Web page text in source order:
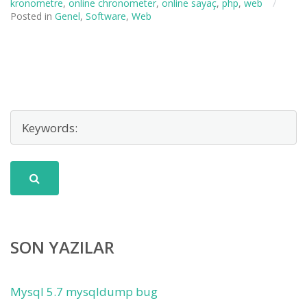
kronometre, online chronometer, online sayaç, php, web
/
Posted in Genel, Software, Web
SON YAZILAR
Mysql 5.7 mysqldump bug